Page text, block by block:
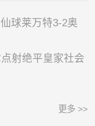
球莱万特3-2奥
射绝平皇家社会
更多 >>